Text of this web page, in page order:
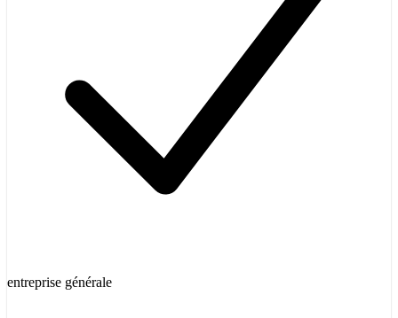
entreprise générale